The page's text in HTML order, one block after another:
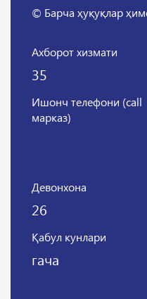
© Барча ҳуқуқлар
Ахборот хизмати
35
Ишонч телефони (call
марказ)
Девонхона
26
Қабул кунлари
гача